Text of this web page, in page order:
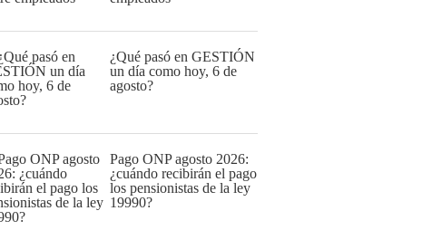
¿Qué pasó en GESTIÓN
un día como hoy, 6 de
agosto?
Pago ONP agosto 2026:
¿cuándo recibirán el pago
los pensionistas de la ley
19990?